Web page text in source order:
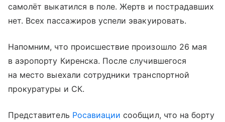
самолёт выкатился в поле. Жертв и пострадавших
нет. Всех пассажиров успели эвакуировать.
Напомним, что происшествие произошло 26 мая
в аэропорту Киренска. После случившегося
на место выехали сотрудники транспортной
прокуратуры и СК.
Представитель Росавиации сообщил, что на борту